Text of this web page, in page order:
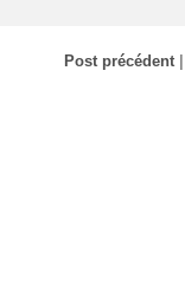
Post précédent |